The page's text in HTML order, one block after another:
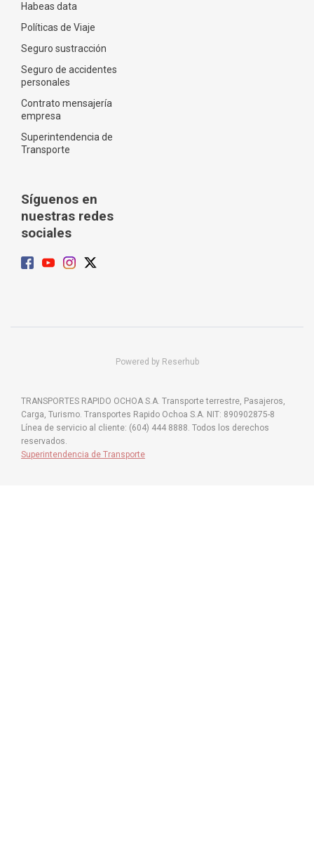
Habeas data
Políticas de Viaje
Seguro sustracción
Seguro de accidentes
personales
Contrato mensajería
empresa
Superintendencia de
Transporte
Síguenos en
nuestras redes
sociales
Powered by Reserhub
TRANSPORTES RAPIDO OCHOA S.A. Transporte terrestre, Pasajeros,
Carga, Turismo. Transportes Rapido Ochoa S.A. NIT: 890902875-8
Línea de servicio al cliente: (604) 444 8888. Todos los derechos
reservados.
Superintendencia de Transporte